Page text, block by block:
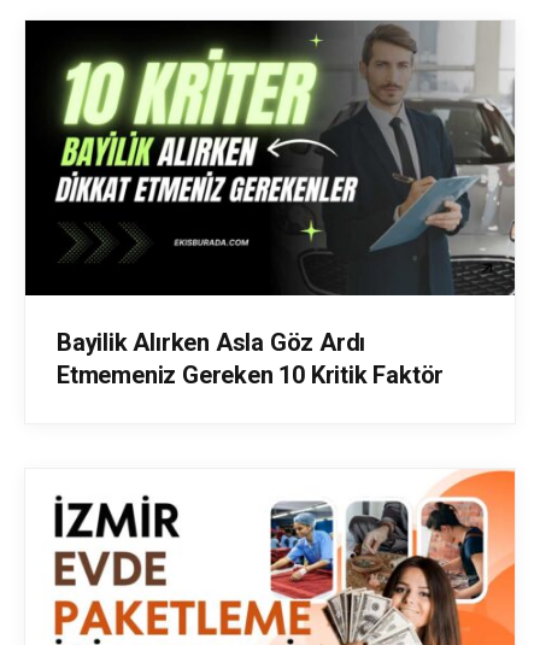
Bayilik Alırken Asla Göz Ardı
Etmemeniz Gereken 10 Kritik Faktör